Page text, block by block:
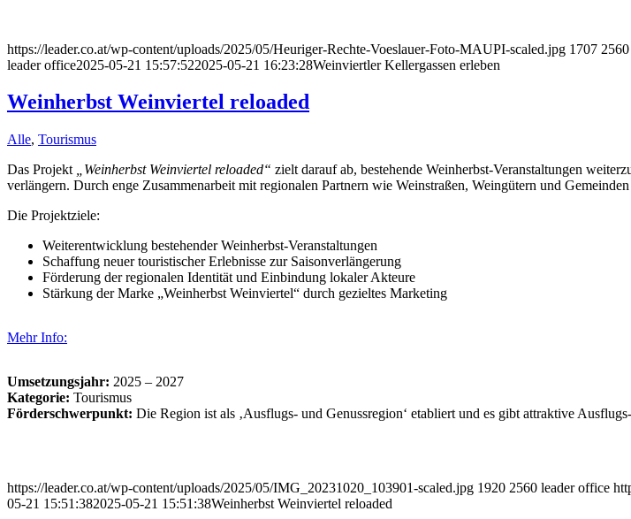
https://leader.co.at/wp-content/uploads/2025/05/Heuriger-Rechte-Voeslauer-Foto-MAUPI-scaled.jpg 1707 2560
leader office2025-05-21 15:57:522025-05-21 16:23:28Weinviertler Kellergassen erleben
Weinherbst Weinviertel reloaded
Alle, Tourismus
Das Projekt
„Weinherbst Weinviertel reloaded“ zielt darauf ab, bestehende Weinherbst-Veranstaltungen
verlängern. Durch enge Zusammenarbeit mit regionalen Partnern wie Weinstraßen, Weingütern und
Die Projektziele:
Weiterentwicklung bestehender Weinherbst-Veranstaltungen
Schaffung neuer touristischer Erlebnisse zur Saisonverlängerung
Förderung der regionalen Identität und Einbindung lokaler Akteure
Stärkung der Marke „Weinherbst Weinviertel“ durch gezieltes Marketing
Mehr Info:
Umsetzungsjahr: 2025 – 2027
Kategorie: Tourismus
Förderschwerpunkt: Die Region ist als ‚Ausflugs- und Genussregion‘ etabliert und es gibt attraktive
https://leader.co.at/wp-content/uploads/2025/05/IMG_20231020_103901-scaled.jpg 1920 2560 leader office
05-21 15:51:382025-05-21 15:51:38Weinherbst Weinviertel reloaded